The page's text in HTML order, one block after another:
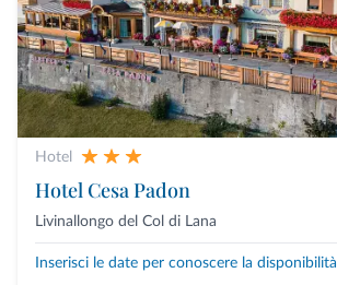
Hotel
Hotel Cesa Padon
Livinallongo del Col di Lana
Inserisci le date per conoscere la disponibilità